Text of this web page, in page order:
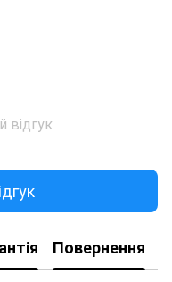
відгук
Повернення